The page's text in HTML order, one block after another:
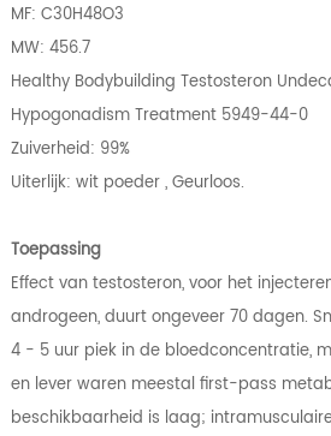
MF: C30H48O3
MW: 456.7
Healthy Bodybuilding Testosteron
Hypogonadism Treatment 5949-44-0
Zuiverheid: 99%
Uiterlijk: wit poeder , Geurloos.
Toepassing
Effect van testosteron, voor het
androgeen, duurt ongeveer 70 dagen.
4 - 5 uur piek in de bloedconcentratie,
en lever waren meestal first-pass
beschikbaarheid is laag;